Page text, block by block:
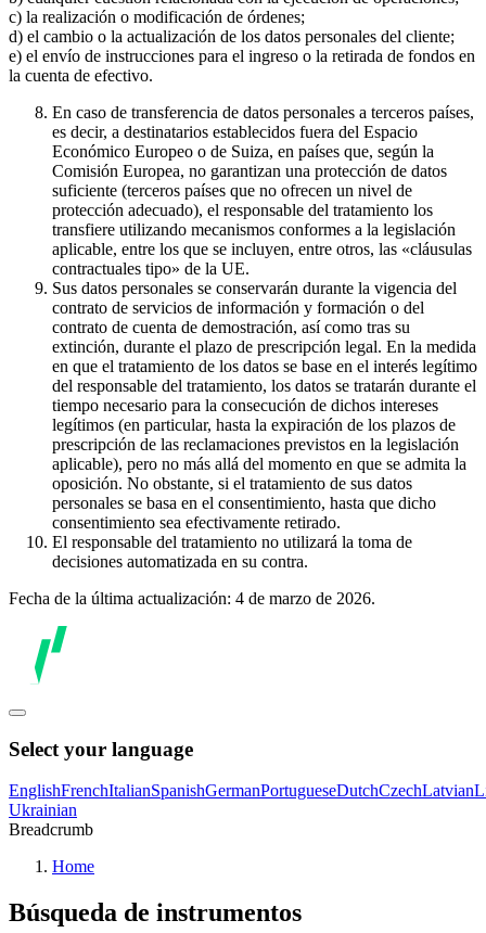
c) la realización o modificación de órdenes;
d) el cambio o la actualización de los datos personales del cliente;
e) el envío de instrucciones para el ingreso o la retirada de fondos en
la cuenta de efectivo.
En caso de transferencia de datos personales a terceros países,
es decir, a destinatarios establecidos fuera del Espacio
Económico Europeo o de Suiza, en países que, según la
Comisión Europea, no garantizan una protección de datos
suficiente (terceros países que no ofrecen un nivel de
protección adecuado), el responsable del tratamiento los
transfiere utilizando mecanismos conformes a la legislación
aplicable, entre los que se incluyen, entre otros, las «cláusulas
contractuales tipo» de la UE.
Sus datos personales se conservarán durante la vigencia del
contrato de servicios de información y formación o del
contrato de cuenta de demostración, así como tras su
extinción, durante el plazo de prescripción legal. En la medida
en que el tratamiento de los datos se base en el interés legítimo
del responsable del tratamiento, los datos se tratarán durante el
tiempo necesario para la consecución de dichos intereses
legítimos (en particular, hasta la expiración de los plazos de
prescripción de las reclamaciones previstos en la legislación
aplicable), pero no más allá del momento en que se admita la
oposición. No obstante, si el tratamiento de sus datos
personales se basa en el consentimiento, hasta que dicho
consentimiento sea efectivamente retirado.
El responsable del tratamiento no utilizará la toma de
decisiones automatizada en su contra.
Fecha de la última actualización: 4 de marzo de 2026.
Select your language
EnglishFrenchItalianSpanishGermanPortugueseDutchCzechLatvian
Ukrainian
Breadcrumb
Home
Búsqueda de instrumentos